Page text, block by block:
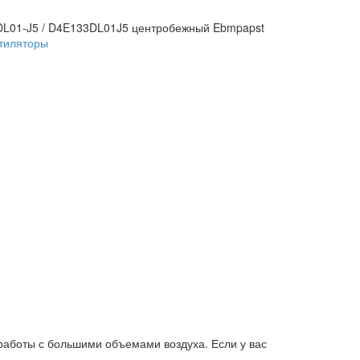
J5 / D4E133DL01J5 центробежный Ebmpapst
с большими объемами воздуха. Если у вас